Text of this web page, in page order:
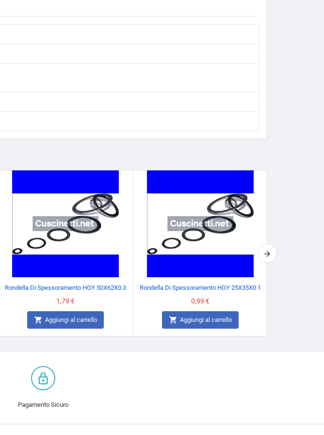
Rondella Di Spessoramento HGY 50X62X0.3
Prezzo
1,79 €
 Aggiungi al carrello
Rondella Di Spessoramento HGY 25X35X0.1
Prezzo
0,99 €
 Aggiungi al carrello
lock_outline
Pagamento Sicuro